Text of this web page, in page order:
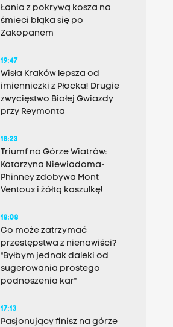
Łania z pokrywą kosza na
śmieci błąka się po
Zakopanem
19:47
Wisła Kraków lepsza od
imienniczki z Płocka! Drugie
zwycięstwo Białej Gwiazdy
przy Reymonta
18:23
Triumf na Górze Wiatrów:
Katarzyna Niewiadoma-
Phinney zdobywa Mont
Ventoux i żółtą koszulkę!
18:08
Co może zatrzymać
przestępstwa z nienawiści?
"Byłbym jednak daleki od
sugerowania prostego
podnoszenia kar"
17:13
Pasjonujący finisz na górze